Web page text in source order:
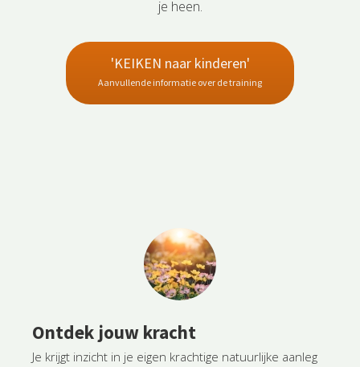
je heen.
'KEIKEN naar kinderen'
Aanvullende informatie over de training
Ontdek jouw kracht
Je krijgt inzicht in je eigen krachtige natuurlijke aanleg